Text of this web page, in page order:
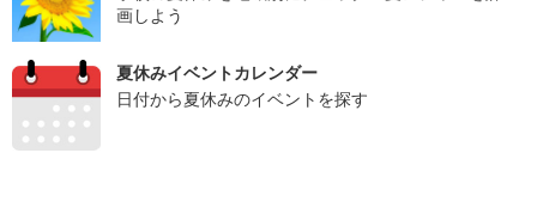
画しよう
夏休みイベントカレンダー
日付から夏休みのイベントを探す